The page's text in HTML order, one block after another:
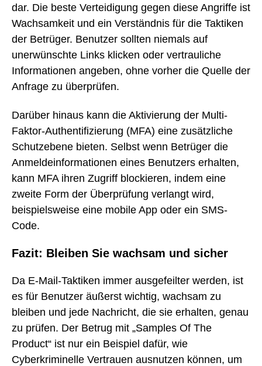
dar. Die beste Verteidigung gegen diese Angriffe ist
Wachsamkeit und ein Verständnis für die Taktiken
der Betrüger. Benutzer sollten niemals auf
unerwünschte Links klicken oder vertrauliche
Informationen angeben, ohne vorher die Quelle der
Anfrage zu überprüfen.
Darüber hinaus kann die Aktivierung der Multi-
Faktor-Authentifizierung (MFA) eine zusätzliche
Schutzebene bieten. Selbst wenn Betrüger die
Anmeldeinformationen eines Benutzers erhalten,
kann MFA ihren Zugriff blockieren, indem eine
zweite Form der Überprüfung verlangt wird,
beispielsweise eine mobile App oder ein SMS-
Code.
Fazit: Bleiben Sie wachsam und sicher
Da E-Mail-Taktiken immer ausgefeilter werden, ist
es für Benutzer äußerst wichtig, wachsam zu
bleiben und jede Nachricht, die sie erhalten, genau
zu prüfen. Der Betrug mit „Samples Of The
Product“ ist nur ein Beispiel dafür, wie
Cyberkriminelle Vertrauen ausnutzen können, um